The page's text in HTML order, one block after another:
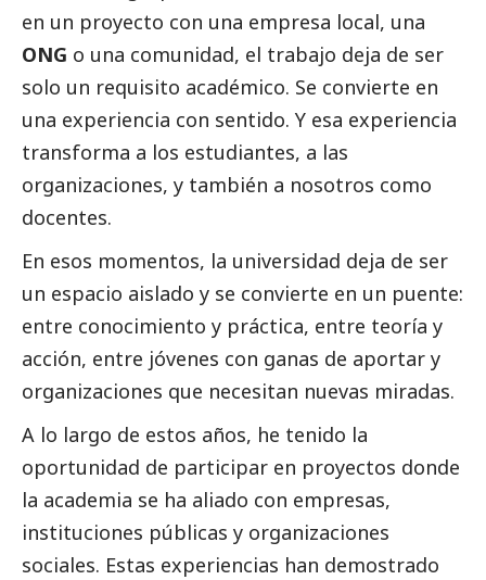
en un proyecto con una empresa local, una
ONG o una comunidad, el trabajo deja de ser
solo un requisito académico. Se convierte en
una experiencia con sentido. Y esa experiencia
transforma a los estudiantes, a las
organizaciones, y también a nosotros como
docentes.
En esos momentos, la universidad deja de ser
un espacio aislado y se convierte en un puente:
entre conocimiento y práctica, entre teoría y
acción, entre jóvenes con ganas de aportar y
organizaciones que necesitan nuevas miradas.
A lo largo de estos años, he tenido la
oportunidad de participar en proyectos donde
la academia se ha aliado con empresas,
instituciones públicas y organizaciones
sociales. Estas experiencias han demostrado